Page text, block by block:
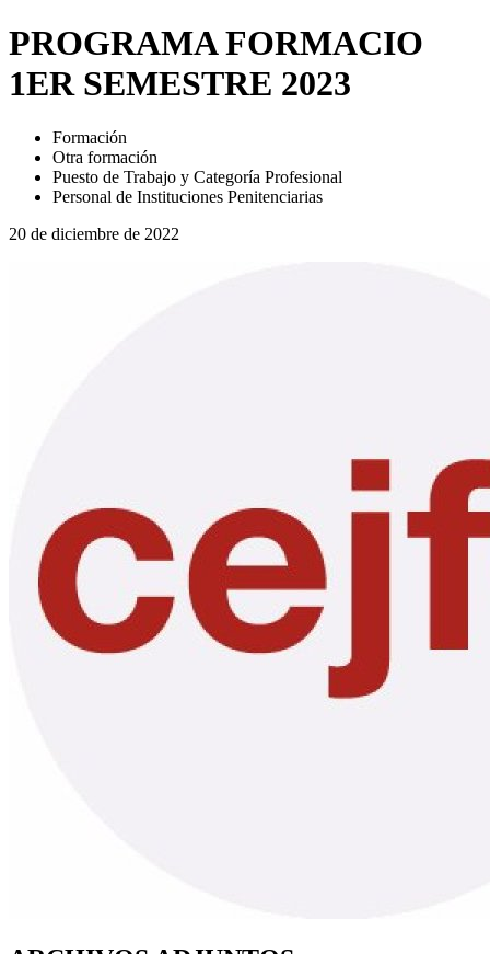
PROGRAMA FORMACIO
1ER SEMESTRE 2023
Formación
Otra formación
Puesto de Trabajo y Categoría Profesional
Personal de Instituciones Penitenciarias
20 de diciembre de 2022